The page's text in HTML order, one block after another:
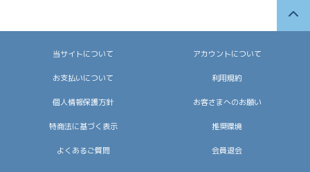
当サイトについて アカウントについて
お支払いについて 利用規約
個人情報保護方針 お客さまへのお願い
特商法に基づく表示 推奨環境
よくあるご質問 会員退会